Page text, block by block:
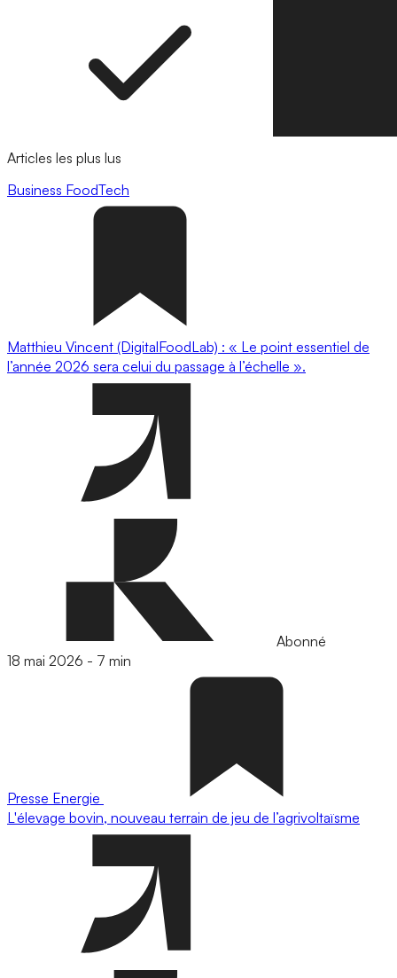
Articles les plus lus
Business FoodTech
Matthieu Vincent (DigitalFoodLab) : « Le point essentiel de
l’année 2026 sera celui du passage à l’échelle ».
Abonné
18 mai 2026 - 7 min
Presse Energie
L'élevage bovin, nouveau terrain de jeu de l’agrivoltaïsme